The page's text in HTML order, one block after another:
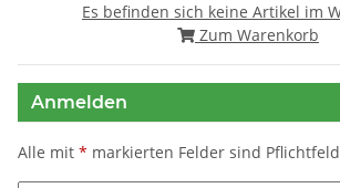
Es befinden sich keine Artikel im
Zum Warenkorb
Anmelden
Alle mit * markierten Felder sind